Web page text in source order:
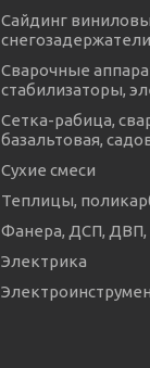
Сайдинг
снегозадержатели
Сварочные
стабилизаторы,
Сетка-рабица,
базальтовая,
Сухие смеси
Теплицы,
Фанера, ДСП,
Электрика